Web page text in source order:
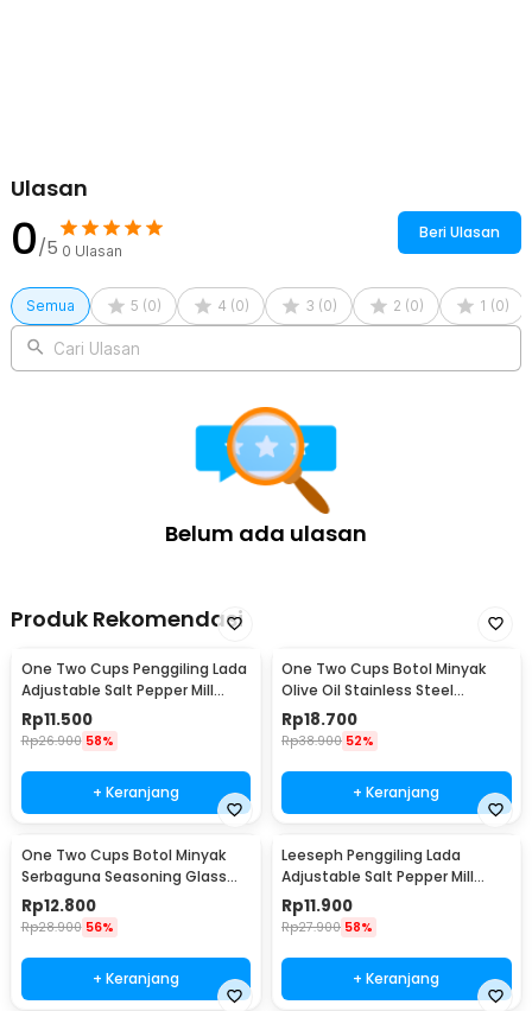
1 x LEDOZI Botol Minyak Semprot Kaca Spray Oil Bottle
Ulasan
0/5 0 Ulasan
Beri Ulasan
Semua 5 (0) 4 (0) 3 (0) 2 (0) 1 (0)
Cari Ulasan
Belum ada ulasan
Produk Rekomendasi
One Two Cups Penggiling Lada
Adjustable Salt Pepper Mill
Grinder 160ml - M15996
Rp11.500
Rp26.900 58%
+ Keranjang
One Two Cups Botol Minyak
Olive Oil Stainless Steel
Platted 500ml - OT50
Rp18.700
Rp38.900 52%
+ Keranjang
One Two Cups Botol Minyak
Serbaguna Seasoning Glass
Jar 630ml - CY180
Rp12.800
Rp28.900 56%
+ Keranjang
Leeseph Penggiling Lada
Adjustable Salt Pepper Mill
Grinder 80ml - M1599
Rp11.900
Rp27.900 58%
+ Keranjang